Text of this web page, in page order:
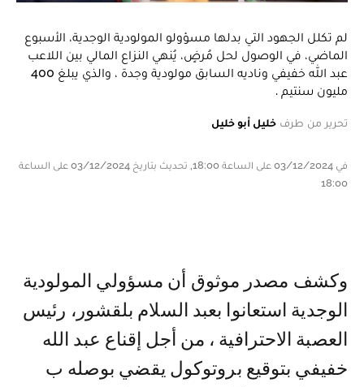
لم تكلل الجهود التي بدلها مسؤولو المولودية الوجدية، الأسبوع
الماضي، في الوصول لحل مُرضٍ، يُنهي النزاع المالي بين اللاعب
عبد الله خفيفي وناديه السابق مولودية وجدة ، والذي يبلغ 400
مليون سنتيم .
تحرير من طرف خليل أبو خليل
في 03/12/2024 على الساعة 18:00, تحديث بتاريخ 03/12/2024 على الساعة
18:00
وكشف مصدر موثوق أن مسؤولي المولودية
الوجدية استعانوا بعبد السلام بلقشور، رئيس
العصبة الاحترافية ، من أجل إقناع عبد الله
خفيفي بتوقيع بروتوكول يقضي بوصله ب